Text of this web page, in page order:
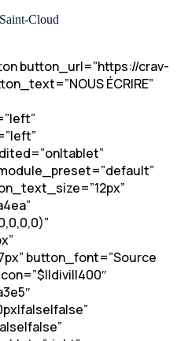
Cloud
button_url=”https://crav-
ÉCRIRE”
button_font=”Source